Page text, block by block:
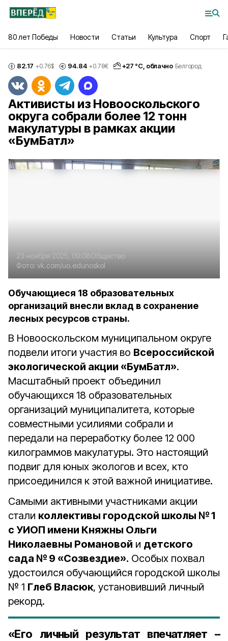
80 лет Победы Новости Статьи Культура Спорт
82.17 +0.76$ 94.84 +0.78€ +27 °С, облачно Белгород
Активисты из Новооскольского
округа собрали более 12 тонн
макулатуры в рамках акции
«БумБатл»
23 ноября 2025, 09:08Общество
Фото: vk.com/uo.edunoskol
Обучающиеся 18 образовательных
организаций внесли вклад в сохранение
лесных ресурсов страны.
В Новооскольском муниципальном округе
подвели итоги участия во Всероссийской
экологической акции «БумБатл».
Масштабный проект объединил
обучающихся 18 образовательных
организаций муниципалитета, которые
совместными усилиями собрали и
передали на переработку более 12 000
килограммов макулатуры. Это настоящий
подвиг для юных экологов и всех, кто
присоединился к этой важной инициативе.
Самыми активными участниками акции
стали коллективы городской школы № 1
с УИОП имени Княжны Ольги
Николаевны Романовой и детского
сада № 9 «Созвездие». Особых похвал
удостоился обучающийся городской школы
№ 1 Глеб Власюк, установивший личный
рекорд.
«Его личный результат впечатляет –